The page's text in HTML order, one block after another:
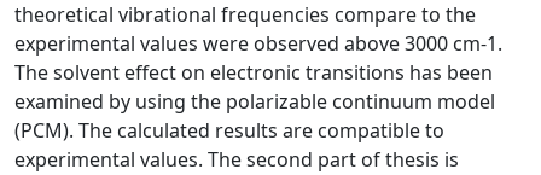
theoretical vibrational frequencies compare to the
experimental values were observed above 3000 cm-1.
The solvent effect on electronic transitions has been
examined by using the polarizable continuum model
(PCM). The calculated results are compatible to
experimental values. The second part of thesis is